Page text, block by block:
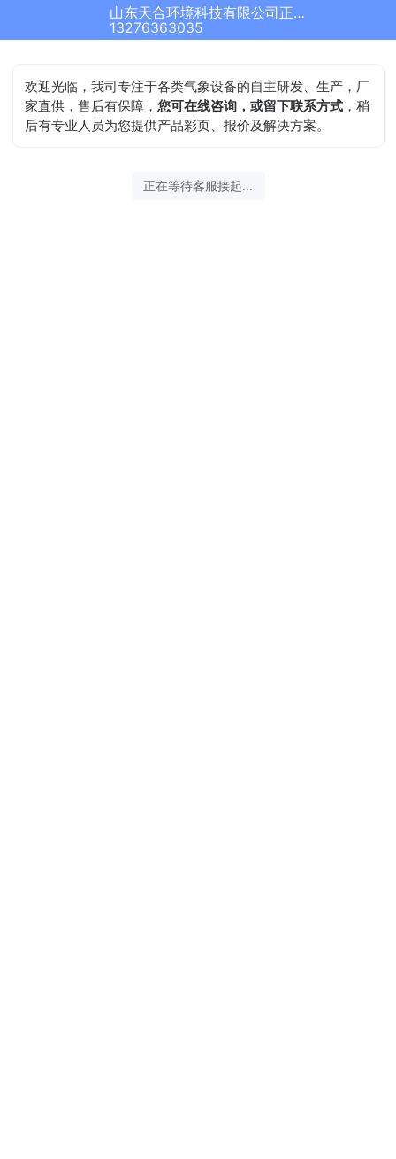
山东天合环境科技有限公司正在为您服务
13276363035
欢迎光临，我司专注于各类气象设备的自主研发、生产，厂
家直供，售后有保障，您可在线咨询，或留下联系方式 ，稍
后有专业人员为您提供产品彩页、报价及解决方案。
正在等待客服接起...